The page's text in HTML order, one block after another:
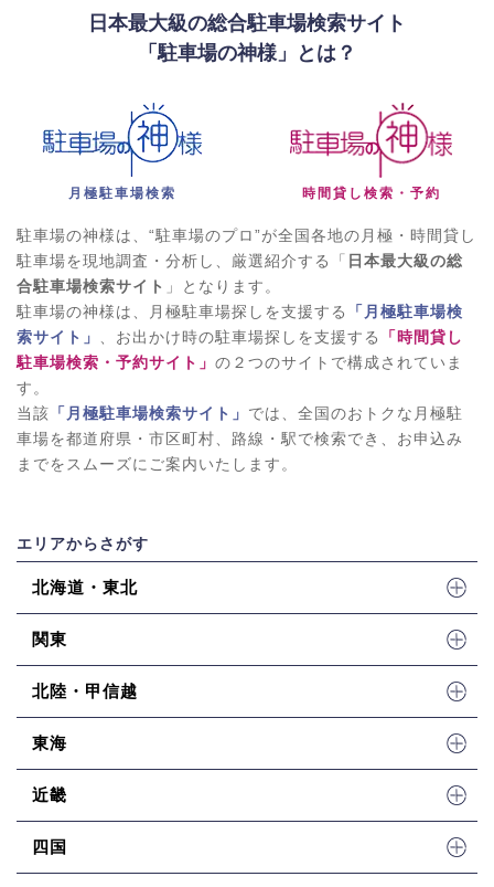
日本最大級の総合駐車場検索サイト
「駐車場の神様」とは？
月極駐車場検索 時間貸し検索・予約
駐車場の神様は、“駐車場のプロ”が全国各地の月極・時間貸し
駐車場を現地調査・分析し、厳選紹介する「 日本最大級の総
合駐車場検索サイト 」となります。
駐車場の神様は、月極駐車場探しを支援する
「月極駐車場検
索サイト」
、お出かけ時の駐車場探しを支援する
「時間貸し
駐車場検索・予約サイト」 の２つのサイトで構成されていま
す。
当該 「月極駐車場検索サイト」 では、全国のおトクな月極駐
車場を都道府県・市区町村、路線・駅で検索でき、お申込み
までをスムーズにご案内いたします。
エリアからさがす
北海道・東北
関東
北陸・甲信越
東海
近畿
四国